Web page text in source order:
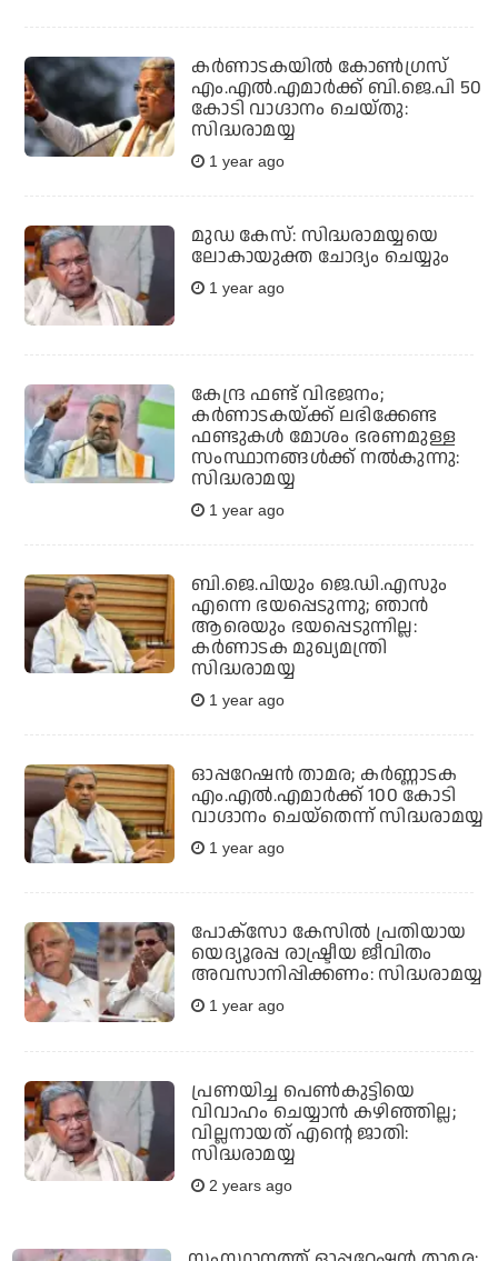
കര്‍ണാടകയില്‍ കോണ്‍ഗ്രസ്
എം.എല്‍.എമാര്‍ക്ക് ബി.ജെ.പി 50
കോടി വാഗ്ദാനം ചെയ്തു:
സിദ്ധരാമയ്യ
1 year ago
മുഡ കേസ്: സിദ്ധരാമയ്യയെ
ലോകായുക്ത ചോദ്യം ചെയ്യും
1 year ago
കേന്ദ്ര ഫണ്ട് വിഭജനം;
കർണാടകയ്ക്ക് ലഭിക്കേണ്ട
ഫണ്ടുകൾ മോശം ഭരണമുള്ള
സംസ്ഥാനങ്ങൾക്ക് നൽകുന്നു:
സിദ്ധരാമയ്യ
1 year ago
ബി.ജെ.പിയും ജെ.ഡി.എസും
എന്നെ ഭയപ്പെടുന്നു; ഞാന്‍
ആരെയും ഭയപ്പെടുന്നില്ല:
കര്‍ണാടക മുഖ്യമന്ത്രി
സിദ്ധരാമയ്യ
1 year ago
ഓപ്പറേഷന്‍ താമര; കര്‍ണ്ണാടക
എം.എല്‍.എമാര്‍ക്ക് 100 കോടി
വാഗ്ദാനം ചെയ്‌തെന്ന് സിദ്ധരാമയ്യ
1 year ago
പോക്സോ കേസിൽ പ്രതിയായ
യെദ്യൂരപ്പ രാഷ്ട്രീയ ജീവിതം
അവസാനിപ്പിക്കണം: സിദ്ധരാമയ്യ
1 year ago
പ്രണയിച്ച പെണ്‍കുട്ടിയെ
വിവാഹം ചെയ്യാന്‍ കഴിഞ്ഞില്ല;
വില്ലനായത് എന്റെ ജാതി:
സിദ്ധരാമയ്യ
2 years ago